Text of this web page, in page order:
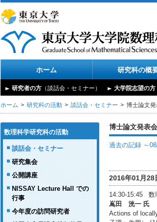
ホーム 研究科の概
研究者の方 （談話会・セミナー） 大学院志望の方
ホーム 研究科の活動 談話会・セミナー 博士論文
数理科学研究科の活動
談話会・セミナー
研究集会
公開講座
NISSAY Lecture Hall での
行事
今年度の訪問研究者
博士論文発表会
過去の記録 ～
2016年01月28
14:30-15:45 数
嶌田 洸一 氏
Actions of